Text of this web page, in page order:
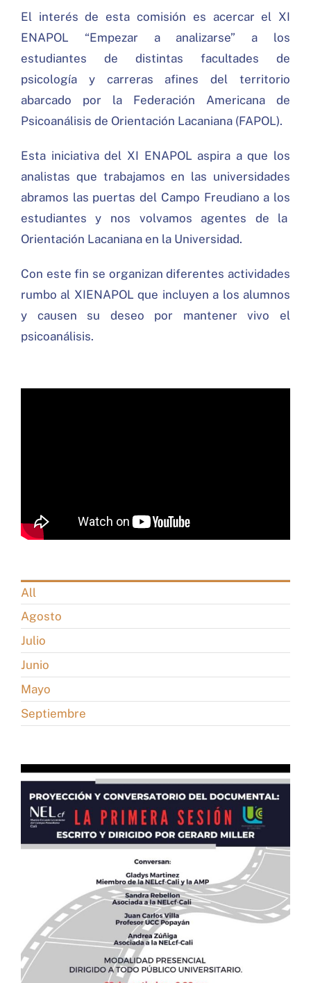
CONVERSACIONES
PROGRAMA
Search
El interés de esta comisión es acercar el XI
ENAPOL “Empezar a analizarse” a los
estudiantes de distintas facultades de
psicología y carreras afines del territorio
abarcado por la Federación Americana de
Psicoanálisis de Orientación Lacaniana (FAPOL).
Esta iniciativa del XI ENAPOL aspira a que los
analistas que trabajamos en las universidades
abramos las puertas del Campo Freudiano a los
estudiantes y nos volvamos agentes de la
Orientación Lacaniana en la Universidad.
Con este fin se organizan diferentes actividades
rumbo al XIENAPOL que incluyen a los alumnos
y causen su deseo por mantener vivo el
psicoanálisis.
All
Agosto
Julio
Junio
Mayo
Septiembre